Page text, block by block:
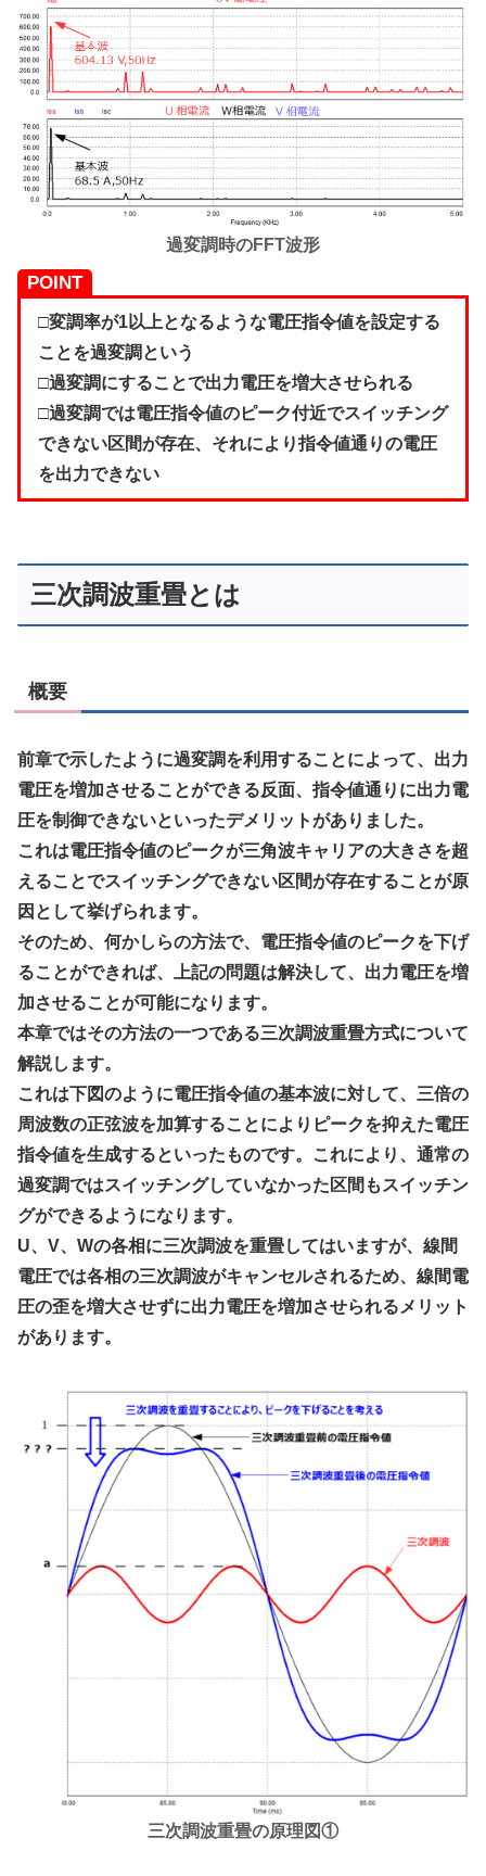
過変調時のFFT波形
POINT
□変調率が1以上となるような電圧指令値を設定する
ことを過変調という
□過変調にすることで出力電圧を増大させられる
□過変調では電圧指令値のピーク付近でスイッチング
できない区間が存在、それにより指令値通りの電圧
を出力できない
三次調波重畳とは
概要
前章で示したように過変調を利用することによって、出力
電圧を増加させることができる反面、指令値通りに出力電
圧を制御できないといったデメリットがありました。
これは電圧指令値のピークが三角波キャリアの大きさを超
えることでスイッチングできない区間が存在することが原
因として挙げられます。
そのため、何かしらの方法で、電圧指令値のピークを下げ
ることができれば、上記の問題は解決して、出力電圧を増
加させることが可能になります。
本章ではその方法の一つである三次調波重畳方式について
解説します。
これは下図のように電圧指令値の基本波に対して、三倍の
周波数の正弦波を加算することによりピークを抑えた電圧
指令値を生成するといったものです。これにより、通常の
過変調ではスイッチングしていなかった区間もスイッチン
グができるようになります。
U、V、Wの各相に三次調波を重畳してはいますが、線間
電圧では各相の三次調波がキャンセルされるため、線間電
圧の歪を増大させずに出力電圧を増加させられるメリット
があります。
三次調波重畳の原理図①